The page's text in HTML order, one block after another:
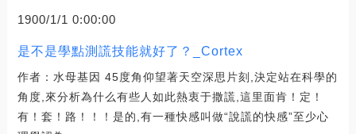
1900/1/1 0:00:00
是不是學點測謊技能就好了？_Cortex
作者：水母基因 45度角仰望著天空深思片刻,決定站在科學的
角度,來分析為什么有些人如此熱衷于撒謊,這里面肯！定！
有！套！路！！！是的,有一種快感叫做“說謊的快感”至少心